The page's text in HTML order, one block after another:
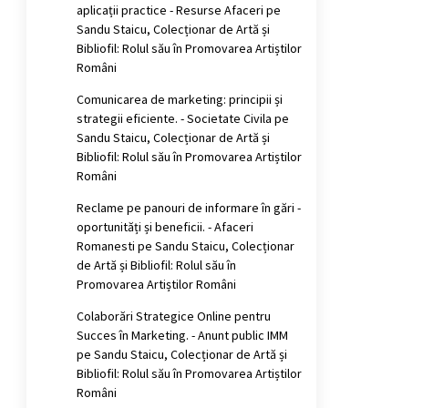
aplicații practice - Resurse Afaceri pe
Sandu Staicu, Colecționar de Artă și
Bibliofil: Rolul său în Promovarea Artiștilor
Români
Comunicarea de marketing: principii și
strategii eficiente. - Societate Civila pe
Sandu Staicu, Colecționar de Artă și
Bibliofil: Rolul său în Promovarea Artiștilor
Români
Reclame pe panouri de informare în gări -
oportunități și beneficii. - Afaceri
Romanesti pe Sandu Staicu, Colecționar
de Artă și Bibliofil: Rolul său în
Promovarea Artiștilor Români
Colaborări Strategice Online pentru
Succes în Marketing. - Anunt public IMM
pe Sandu Staicu, Colecționar de Artă și
Bibliofil: Rolul său în Promovarea Artiștilor
Români